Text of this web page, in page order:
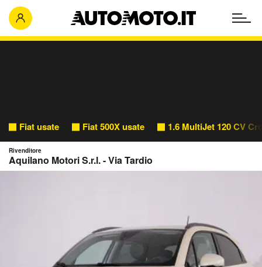
Fiat usate Fiat 500X usate 1.6 MultiJet 120 CV
Rivenditore
Aquilano Motori S.r.l. - Via Tardio